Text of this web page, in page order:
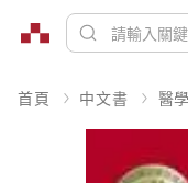
首頁 中文書 醫